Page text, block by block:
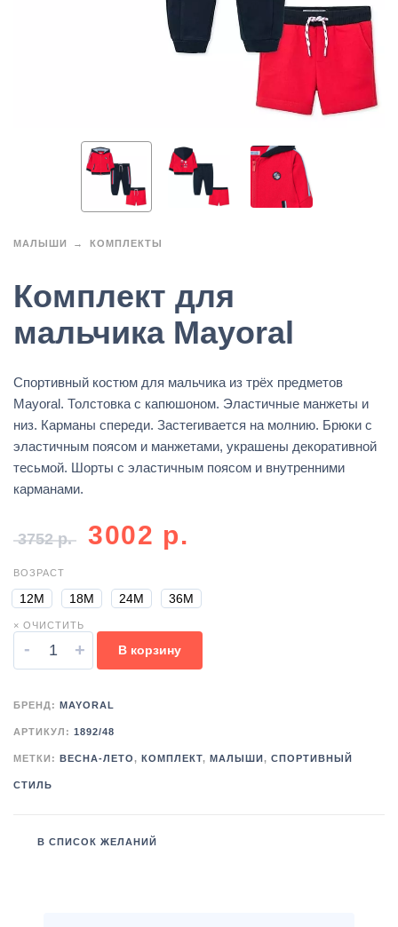
МАЛЫШИ КОМПЛЕКТЫ
Комплект для
мальчика Mayoral
Спортивный костюм для мальчика из трёх предметов
Mayoral. Толстовка с капюшоном. Эластичные манжеты и
низ. Карманы спереди. Застегивается на молнию. Брюки с
эластичным поясом и манжетами, украшены декоративной
тесьмой. Шорты с эластичным поясом и внутренними
карманами.
3752р. 3002 р.
ВОЗРАСТ
12М 18М 24М 36М
× ОЧИСТИТЬ
- + В корзину
БРЕНД: MAYORAL
АРТИКУЛ: 1892/48
МЕТКИ: ВЕСНА-ЛЕТО, КОМПЛЕКТ, МАЛЫШИ , СПОРТИВНЫЙ
СТИЛЬ
В СПИСОК ЖЕЛАНИЙ